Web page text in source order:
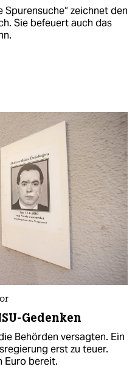
Spurensuche“ zeichnet den
Sie befeuert auch das
Gedenken
Behörden versagten. Ein
erst zu teuer.
Euro bereit.